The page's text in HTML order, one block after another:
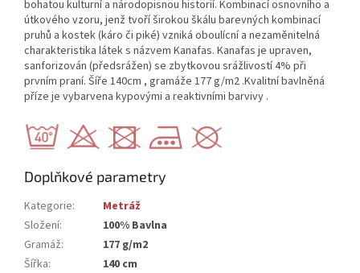
bohatou kulturní a národopisnou historií. Kombinací osnovního a
útkového vzoru, jenž tvoří širokou škálu barevných kombinací
pruhů a kostek (káro či piké) vzniká oboulícní a nezaměnitelná
charakteristika látek s názvem Kanafas. Kanafas je upraven,
sanforizován (předsrážen) se zbytkovou srážlivostí 4% při
prvním praní. Šíře 140cm , gramáže 177 g/m2 .Kvalitní bavlněná
příze je vybarvena kypovými a reaktivními barvivy .
Doplňkové parametry
Kategorie:
Metráž
Složení:
100% Bavlna
Gramáž:
177 g/m2
Šířka:
140 cm